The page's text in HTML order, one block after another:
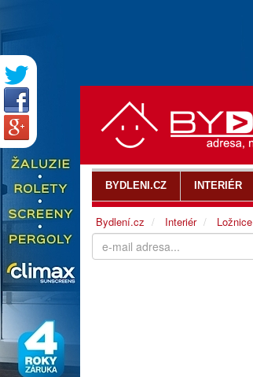
BYDLENI.CZ INTERIÉR
Bydlení.cz Interiér Ložnice